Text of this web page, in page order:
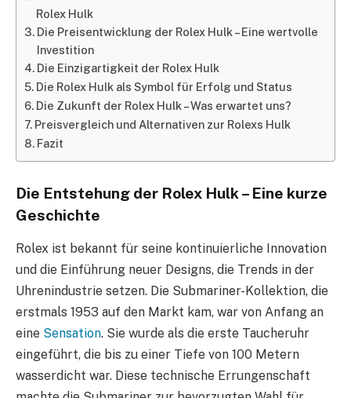
Rolex Hulk
Die Preisentwicklung der Rolex Hulk – Eine wertvolle
Investition
Die Einzigartigkeit der Rolex Hulk
Die Rolex Hulk als Symbol für Erfolg und Status
Die Zukunft der Rolex Hulk – Was erwartet uns?
Preisvergleich und Alternativen zur Rolexs Hulk
Fazit
Die Entstehung der Rolex Hulk – Eine kurze
Geschichte
Rolex ist bekannt für seine kontinuierliche Innovation
und die Einführung neuer Designs, die Trends in der
Uhrenindustrie setzen. Die Submariner-Kollektion, die
erstmals 1953 auf den Markt kam, war von Anfang an
eine Sensation. Sie wurde als die erste Taucheruhr
eingeführt, die bis zu einer Tiefe von 100 Metern
wasserdicht war. Diese technische Errungenschaft